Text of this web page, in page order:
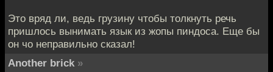
Это вряд ли, ведь грузину чтобы толкнуть речь
пришлось вынимать язык из жопы пиндоса. Еще бы
он чо неправильно сказал!
Another brick »